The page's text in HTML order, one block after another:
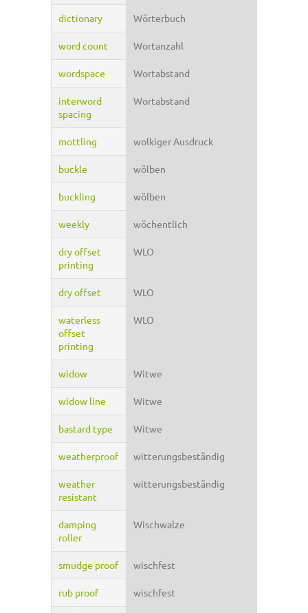
dictionary Wörterbuch
word count Wortanzahl
wordspace Wortabstand
interword
spacing
Wortabstand
mottling wolkiger Ausdruck
buckle wölben
buckling wölben
weekly wöchentlich
dry offset
printing
WLO
dry offset WLO
waterless
offset
printing
WLO
widow Witwe
widow line Witwe
bastard type Witwe
weatherproof witterungsbeständig
weather
resistant
witterungsbeständig
damping
roller
Wischwalze
smudge proof wischfest
rub proof wischfest